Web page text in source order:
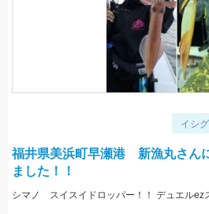
イシ
福井県美浜町早瀬港 新漁丸さん
ました！！
シマノ スイスイドロッパー！！ デュエルez